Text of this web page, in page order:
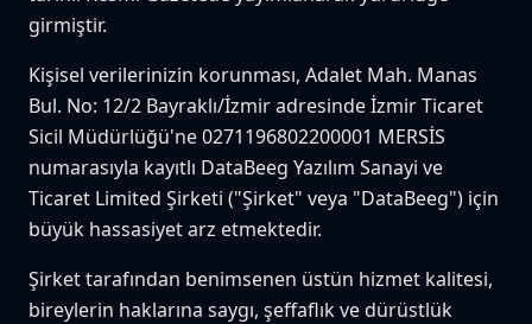
girmiştir.
Kişisel verilerinizin korunması, Adalet Mah. Manas
Bul. No: 12/2 Bayraklı/İzmir adresinde İzmir Ticaret
Sicil Müdürlüğü'ne 0271196802200001 MERSİS
numarasıyla kayıtlı DataBeeg Yazılım Sanayi ve
Ticaret Limited Şirketi ("Şirket" veya "DataBeeg") için
büyük hassasiyet arz etmektedir.
Şirket tarafından benimsenen üstün hizmet kalitesi,
bireylerin haklarına saygı, şeffaflık ve dürüstlük